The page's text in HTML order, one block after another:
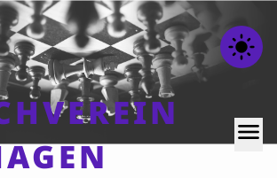
light_mode
menu